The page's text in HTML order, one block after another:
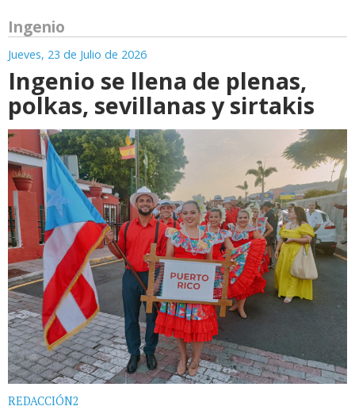
Ingenio
Jueves, 23 de Julio de 2026
Ingenio se llena de plenas,
polkas, sevillanas y sirtakis
REDACCIÓN2